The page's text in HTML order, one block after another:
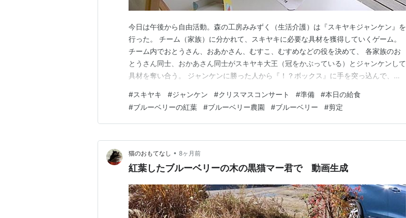
今日は午後から自由活動。森の工房みみずく（生活介護）は『スキヤキジャンケン』を
行った。 チーム（家族）に分かれて、スキヤキに必要な具材を獲得していくゲーム。
チーム内でおとうさん、おあかさん、むすこ、むすめなどの役を決めて、 各家族のお
とうさん同士、おかあさん同士がスキヤキ大王（冠をかぶっている）とジャンケンして
具材を奪い合う。 ジャンケンに勝った人から『！？ボックス』に手を突っ込んで、具
たまご」。はたして？ 森の工房やの（生活介護）の自由活動は明日お伝えする。 明日
の夜に開催するクリスマスコンサートの準備で、補充…
#スキヤキ #ジャンケン #クリスマスコンサート #準備 #本日の給食
#ブルーベリーの紅葉 #ブルーベリー農園 #ブルーベリー #剪定
猫のおもてなし • 8ヶ月前
紅葉したブルーベリーの木の黒猫マー君で 動画生成